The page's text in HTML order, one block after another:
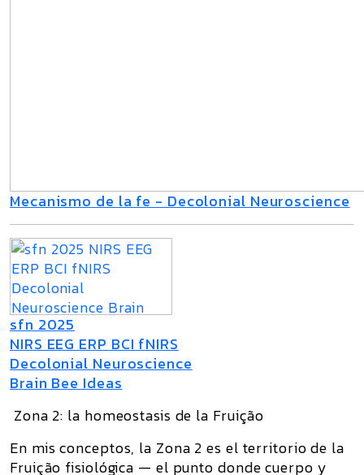
Mecanismo de la fe - Decolonial Neuroscience
sfn 2025
NIRS EEG ERP BCI fNIRS
Decolonial Neuroscience
Brain Bee Ideas
Zona 2: la homeostasis de la Fruição
En mis conceptos, la Zona 2 es el territorio de la
Fruição fisiológica — el punto donde cuerpo y